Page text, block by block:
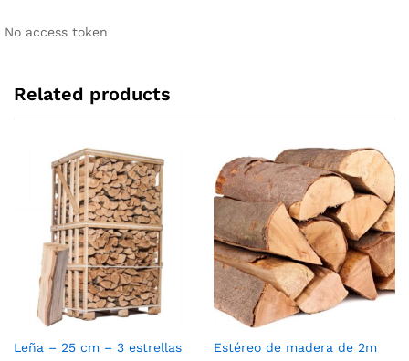
No access token
Related products
Leña – 25 cm – 3 estrellas Estéreo de madera de 2m